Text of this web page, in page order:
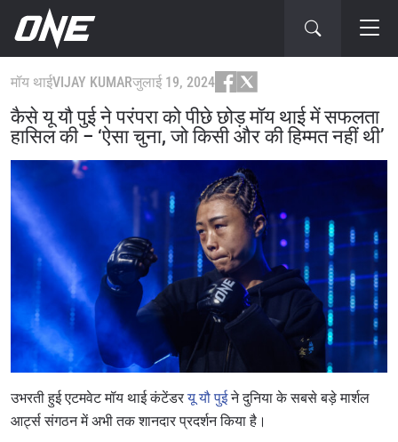
मॉय थाईVIJAY KUMARजुलाई 19, 2024
कैसे यू यौ पुई ने परंपरा को पीछे छोड़ मॉय थाई में सफलता
हासिल की – ‘ऐसा चुना, जो किसी और की हिम्मत नहीं थी’
उभरती हुई एटमवेट मॉय थाई कंटेंडरयू यौ पुईने दुनिया के सबसे बड़े मार्शल
आर्ट्स संगठन में अभी तक शानदार प्रदर्शन किया है।